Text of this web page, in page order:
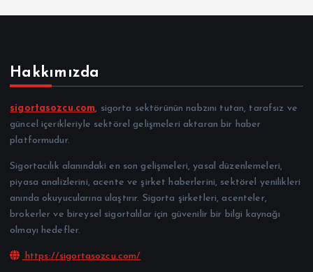
Hakkımızda
sigortasozcu.com, sigorta sektörünün nabzını tutan, tarafsız ve
güncel içerikleriyle sektörel gelişmeleri aktaran bir haber
platformudur.
Sigortacılık alanındaki en son gelişmeleri, yasal düzenlemeleri,
piyasa analizlerini, acente ve şirket haberlerini, sektörel yenilikleri
anında okuyucularına ulaştırır. Sigorta şirketleri, acenteler,
brokerler ve bireysel sigortalılar için güvenilir bir bilgi kaynağı
olmayı hedefler.
https://sigortasozcu.com/